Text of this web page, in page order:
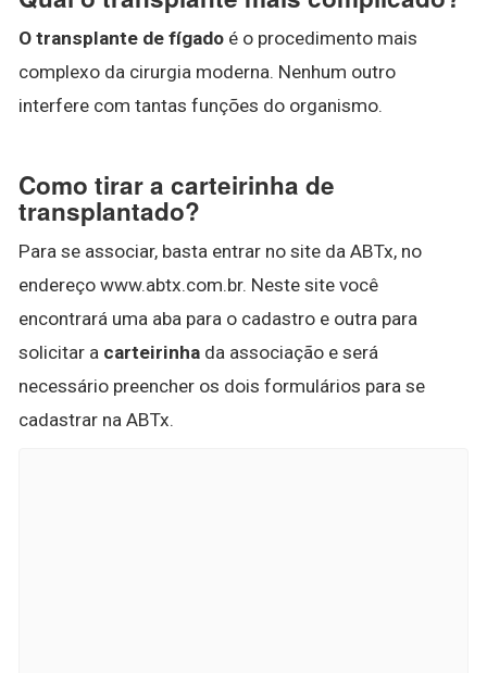
O transplante de fígado é o procedimento mais
complexo da cirurgia moderna. Nenhum outro
interfere com tantas funções do organismo.
Como tirar a carteirinha de
transplantado?
Para se associar, basta entrar no site da ABTx, no
endereço www.abtx.com.br. Neste site você
encontrará uma aba para o cadastro e outra para
solicitar a carteirinha da associação e será
necessário preencher os dois formulários para se
cadastrar na ABTx.